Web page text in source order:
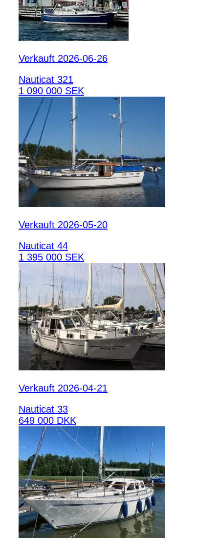
Verkauft 2026-06-26
Nauticat 321
1 090 000 SEK
Verkauft 2026-05-20
Nauticat 44
1 395 000 SEK
Verkauft 2026-04-21
Nauticat 33
649 000 DKK